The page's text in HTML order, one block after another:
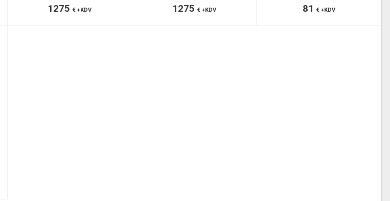
1275€ +KDV 1275 € +KDV 81€ +KDV